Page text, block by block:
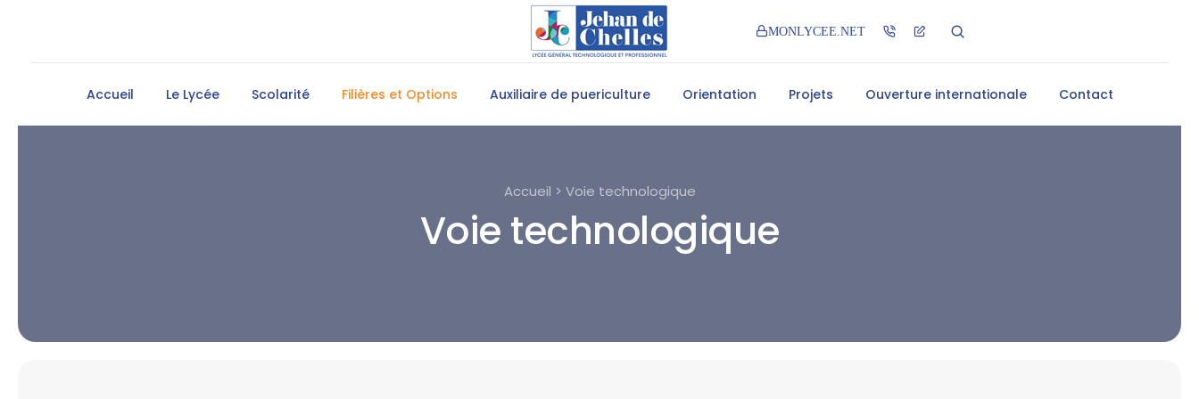
MONLYCEE.NET
Accueil Le Lycée Scolarité Filières et Options Auxiliaire de puericulture Orientation Projets Ouverture internationale Contact
Accueil > Voie technologique
Voie technologique